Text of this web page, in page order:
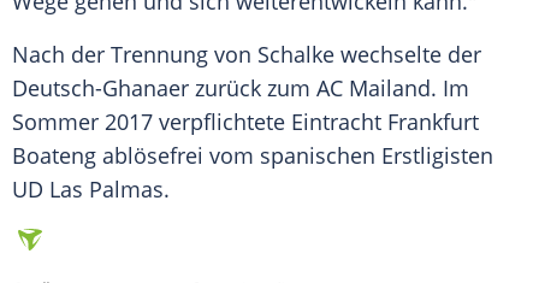
Nach der Trennung von Schalke wechselte der
Deutsch-Ghanaer zurück zum AC Mailand. Im
Sommer 2017 verpflichtete Eintracht Frankfurt
Boateng ablösefrei vom spanischen Erstligisten
UD Las Palmas.